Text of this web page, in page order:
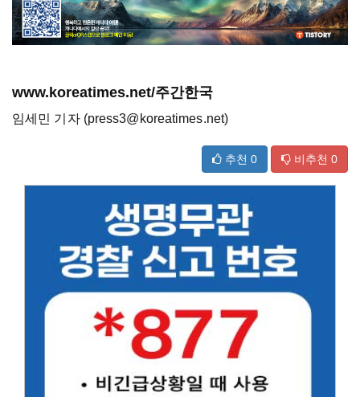
www.koreatimes.net/주간한국
임세민 기자 (press3@koreatimes.net)
추천 0 비추천 0